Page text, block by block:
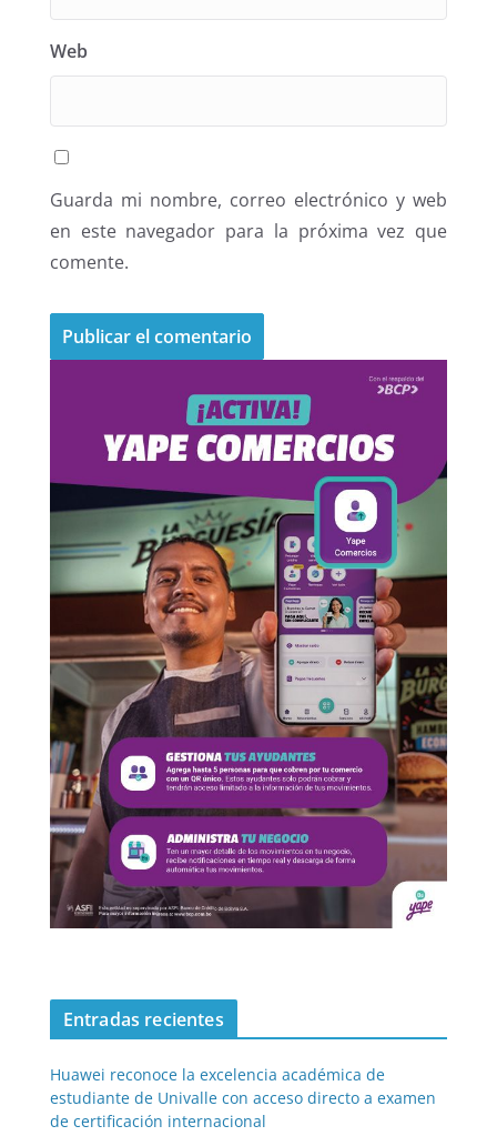
Web
Guarda mi nombre, correo electrónico y web
en este navegador para la próxima vez que
comente.
Entradas recientes
Huawei reconoce la excelencia académica de
estudiante de Univalle con acceso directo a examen
de certificación internacional